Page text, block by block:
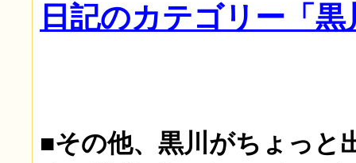
日記のカテゴリー「
■その他、黒川がちょっと